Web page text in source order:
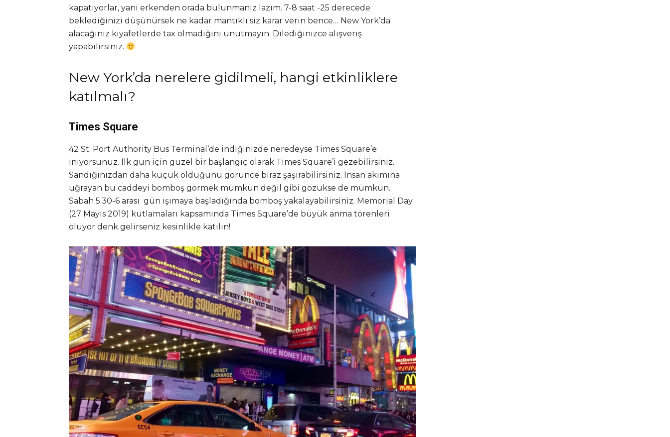
kapatıyorlar, yani erkenden orada bulunmanız lazım. 7-8 saat -25 derecede
beklediğinizi düşünürsek ne kadar mantıklı siz karar verin bence… New York’da
alacağınız kıyafetlerde tax olmadığını unutmayın. Dilediğinizce alışveriş
yapabilirsiniz.
New York’da nerelere gidilmeli, hangi etkinliklere
katılmalı?
Times Square
42 St. Port Authority Bus Terminal’de indiğinizde neredeyse Times Square’e
iniyorsunuz. İlk gün için güzel bir başlangıç olarak Times Square’i gezebilirsiniz.
Sandığınızdan daha küçük olduğunu görünce biraz şaşırabilirsiniz. İnsan akımına
uğrayan bu caddeyi bomboş görmek mümkün değil gibi gözükse de mümkün.
Sabah 5.30-6 arası gün ışımaya başladığında bomboş yakalayabilirsiniz. Memorial Day
(27 Mayıs 2019) kutlamaları kapsamında Times Square’de büyük anma törenleri
oluyor denk gelirseniz kesinlikle katılın!